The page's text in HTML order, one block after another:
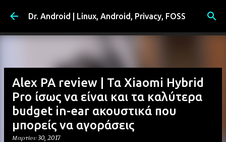
Μετάβαση στο κύριο περιεχόμενο
Dr. Android | Linux, Android, Privacy, FOSS
Alex PA review | Τα Xiaomi Hybrid
Pro ίσως να είναι και τα καλύτερα
budget in-ear ακουστικά που
μπορείς να αγοράσεις
Μαρτίου 30, 2017